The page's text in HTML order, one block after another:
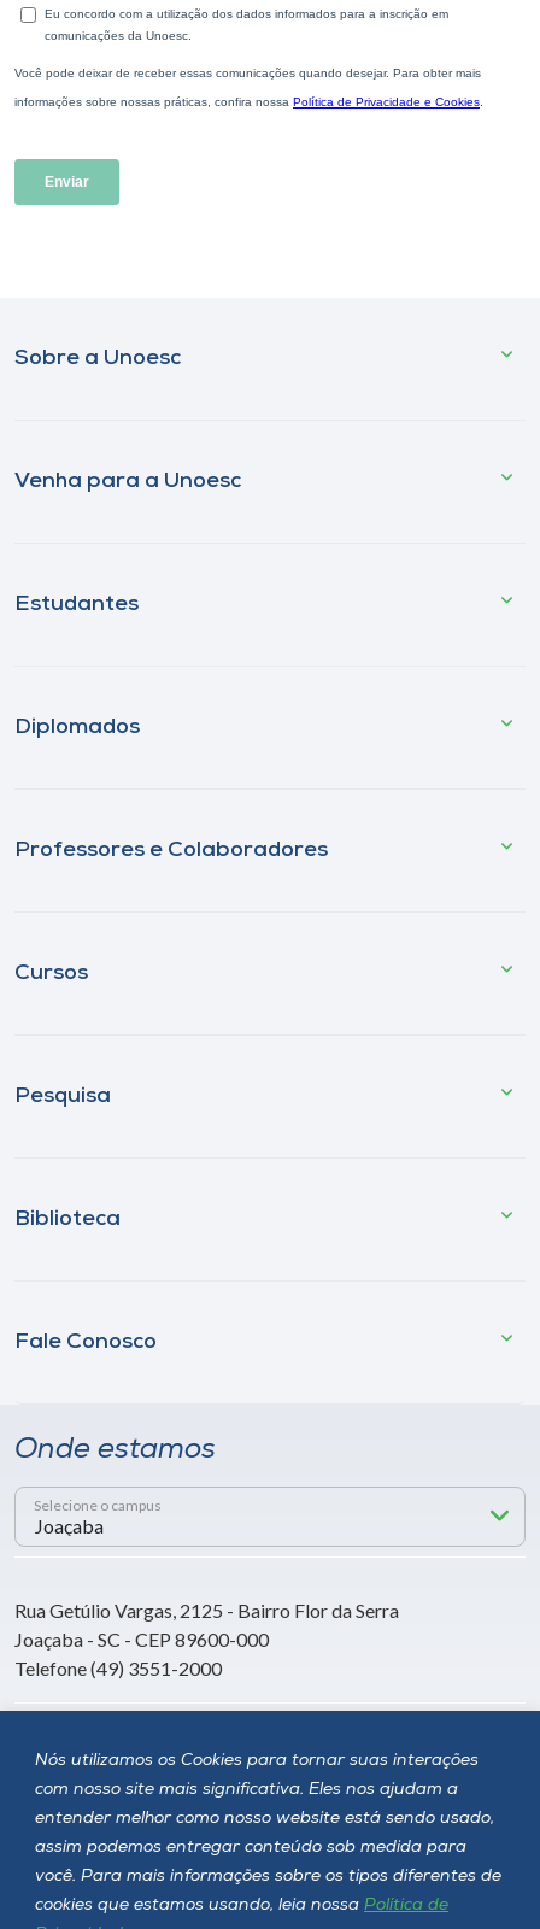
Nós utilizamos os Cookies para tornar suas interações
com nosso site mais significativa. Eles nos ajudam a
entender melhor como nosso website está sendo usado,
assim podemos entregar conteúdo sob medida para
você. Para mais informações sobre os tipos diferentes de
cookies que estamos usando, leia nossa Política de
Sobre a Unoesc
Venha para a Unoesc
Estudantes
Diplomados
Professores e Colaboradores
Cursos
Pesquisa
Biblioteca
Fale Conosco
Onde estamos
Selecione o campus
Rua Getúlio Vargas, 2125 - Bairro Flor da Serra
Joaçaba - SC - CEP 89600-000
Telefone (49) 3551-2000
Siga a Unoesc